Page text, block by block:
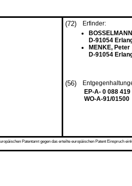
(72)
Erfinder:
D-91054
MENKE, Peter
D-91054
(56)
EP-A- 0 088 419
WO-A-91/01500
Patentamt gegen das erteilte europäischen Patent